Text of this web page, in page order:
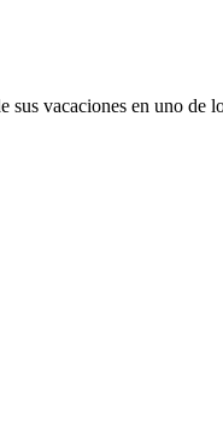
vacaciones en uno de